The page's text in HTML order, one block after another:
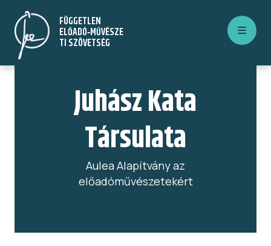
Ugrás
tartalomra
FÜGGETLEN
ELŐADÓ‑MŰVÉSZE
TI SZÖVETSÉG
Juhász Kata
Társulata
Aulea Alapítvány az
előadóművészetekért